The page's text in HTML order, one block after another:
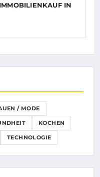
IN
/ MODE
KOCHEN
TECHNOLOGIE